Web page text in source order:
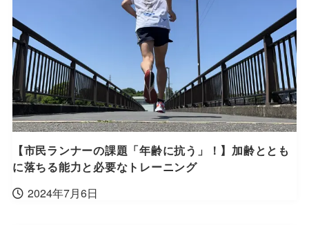
【市民ランナーの課題「年齢に抗う」！】加齢ととも
に落ちる能力と必要なトレーニング
2024年7月6日